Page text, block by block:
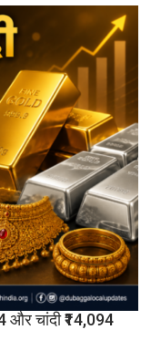
और चांदी ₹14,094